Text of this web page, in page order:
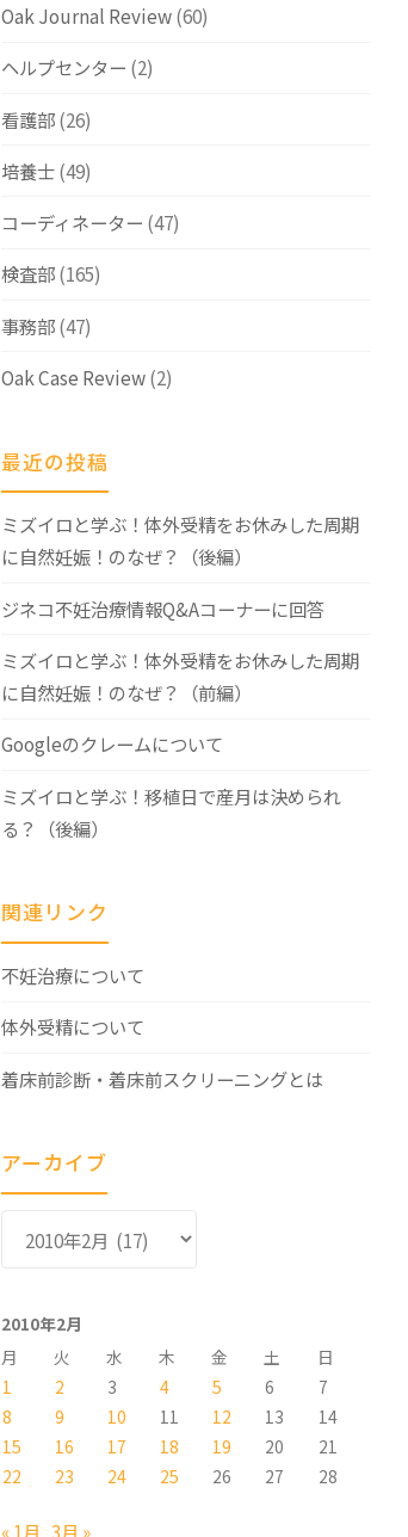
Oak Journal Review(60)
ヘルプセンター (2)
看護部(26)
培養士(49)
コーディネーター (47)
検査部(165)
事務部(47)
Oak Case Review(2)
最近の投稿
ミズイロと学ぶ！体外受精をお休みした周期
に自然妊娠！のなぜ？（後編）
ジネコ不妊治療情報Q&Aコーナーに回答
ミズイロと学ぶ！体外受精をお休みした周期
に自然妊娠！のなぜ？（前編）
Googleのクレームについて
ミズイロと学ぶ！移植日で産月は決められ
る？（後編）
関連リンク
不妊治療について
体外受精について
着床前診断・着床前スクリーニングとは
アーカイブ
イ
ブ
2010年2月
月
火 水 木 金 土
日
1
2 3 4 5 6
7
8
9 10 11 12 13
14
15
16 17 18 19 20
21
22
23 24 25 26 27 28
« 1月 3月 »